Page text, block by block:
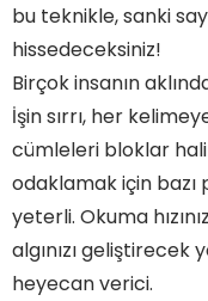
bu teknikle, sanki
hissedeceksiniz!
Birçok insanın
İşin sırrı, her
cümleleri bloklar
odaklamak için bazı
yeterli. Okuma
algınızı
heyecan verici.